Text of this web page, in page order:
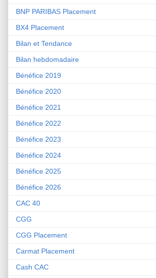
BNP PARIBAS Placement
BX4 Placement
Bilan et Tendance
Bilan hebdomadaire
Bénéfice 2019
Bénéfice 2020
Bénéfice 2021
Bénéfice 2022
Bénéfice 2023
Bénéfice 2024
Bénéfice 2025
Bénéfice 2026
CAC 40
CGG
CGG Placement
Carmat Placement
Cash CAC